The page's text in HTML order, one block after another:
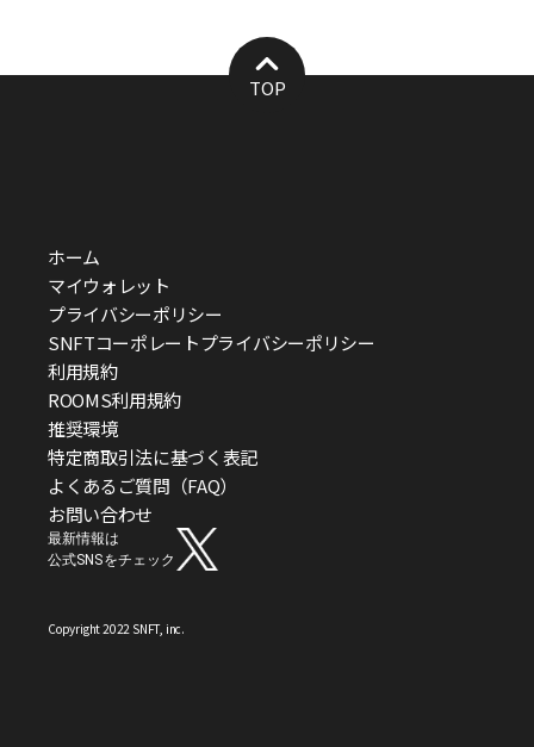
TOP
ホーム
マイウォレット
プライバシーポリシー
SNFTコーポレートプライバシーポリシー
利用規約
ROOMS利用規約
推奨環境
特定商取引法に基づく表記
よくあるご質問（FAQ）
お問い合わせ
最新情報は
公式SNSをチェック
Copyright 2022 SNFT, inc.